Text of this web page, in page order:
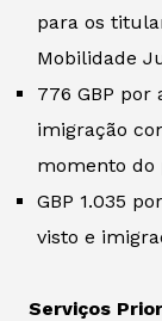
para os
Mobilidade
776 GBP por
imigração
momento do
GBP 1.035
visto e
Serviços